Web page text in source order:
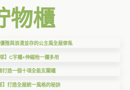
物櫃
優雅與浪漫並存的公主風全屋傢俬
邨】C字櫃+伸縮枱一櫃多用
打造一個十項全能玄關櫃
】打造全屋統一風格的秘訣